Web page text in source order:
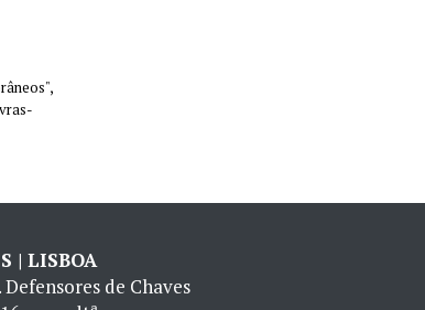
| LISBOA
Defensores de Chaves